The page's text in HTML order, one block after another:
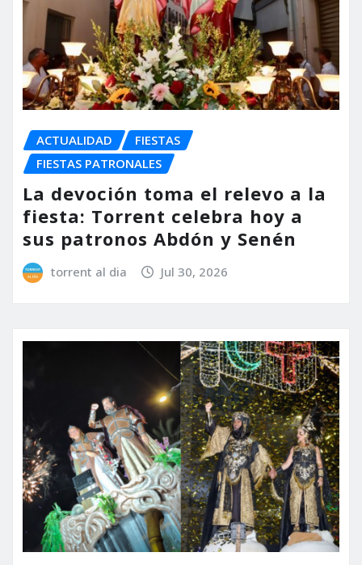
ACTUALIDAD
FIESTAS
FIESTAS PATRONALES
La devoción toma el relevo a la
fiesta: Torrent celebra hoy a
sus patronos Abdón y Senén
torrent al dia Jul 30, 2026